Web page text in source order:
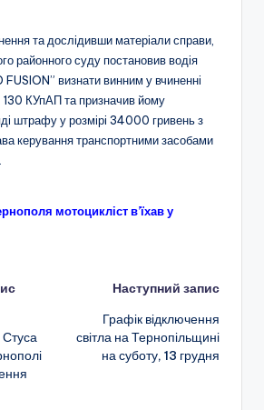
та дослідивши матеріали справи,
районного суду постановив водія
FUSION” визнати винним у вчиненні
130 КУпАП та призначив йому
штрафу у розмірі 34000 гривень з
керування транспортними засобами
мотоцикліст в’їхав у
Стуса
Наступний запис
Графік відключення
світла на Тернопільщині
на суботу, 13 грудня